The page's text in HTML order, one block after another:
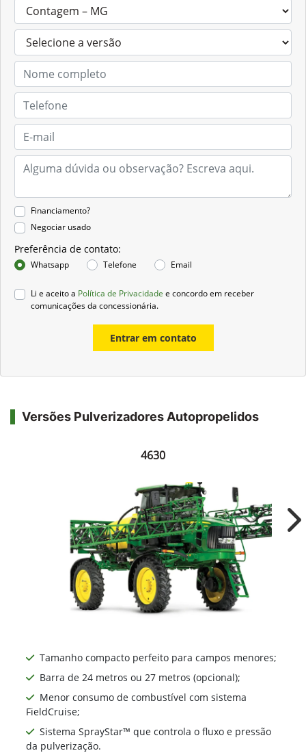
Financiamento?
Negociar usado
Preferência de contato:
Whatsapp Telefone Email
Li e aceito a Política de Privacidade e concordo em receber
comunicações da concessionária.
Entrar em contato
Versões Pulverizadores Autopropelidos
4630
Tamanho compacto perfeito para campos menores;
Barra de 24 metros ou 27 metros (opcional);
Menor consumo de combustível com sistema
FieldCruise;
Sistema SprayStar™ que controla o fluxo e pressão
da pulverização.